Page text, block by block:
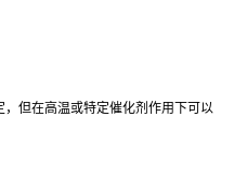
但在高温或特定催化剂作用下可以